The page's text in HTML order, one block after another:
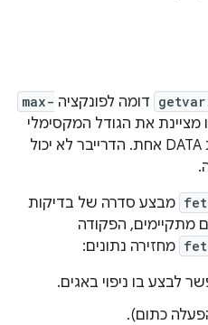
דומה לפונקציה max-
מציינת את הגודל המקסימלי
שהמכשיר יכול לשלוח בתגובת DATA אחת. הדרייבר לא יכול
מבצע סדרה של בדיקות
מתקיימים, הפקודה
מחזירה נתונים:
כתום).